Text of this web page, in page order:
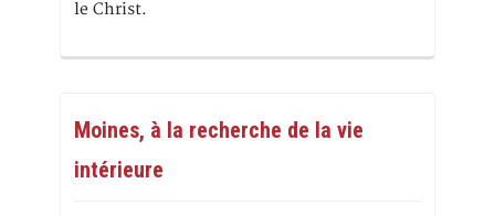
le Christ.
Moines, à la recherche de la vie
intérieure